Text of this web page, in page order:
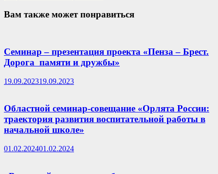
Вам также может понравиться
Семинар – презентация проекта «Пенза – Брест.
Дорога памяти и дружбы»
19.09.202319.09.2023
Областной семинар-совещание «Орлята России:
траектория развития воспитательной работы в
начальной школе»
01.02.202401.02.2024